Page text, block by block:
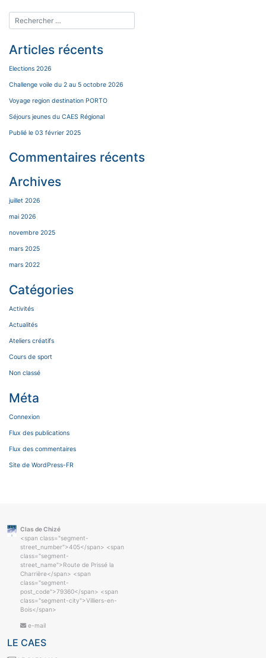
Articles récents
Elections 2026
Challenge voile du 2 au 5 octobre 2026
Voyage region destination PORTO
Séjours jeunes du CAES Régional
Publié le 03 février 2025
Commentaires récents
Archives
juillet 2026
mai 2026
novembre 2025
mars 2025
mars 2022
Catégories
Activités
Actualités
Ateliers créatifs
Cours de sport
Non classé
Méta
Connexion
Flux des publications
Flux des commentaires
Site de WordPress-FR
Clas de Chizé
<span class="segment-
street_number">405</span> <span
class="segment-
street_name">Route de Prissé la
Charrière</span> <span
class="segment-
post_code">79360</span> <span
class="segment-city">Villiers-en-
Bois</span>
e-mail
LE CAES